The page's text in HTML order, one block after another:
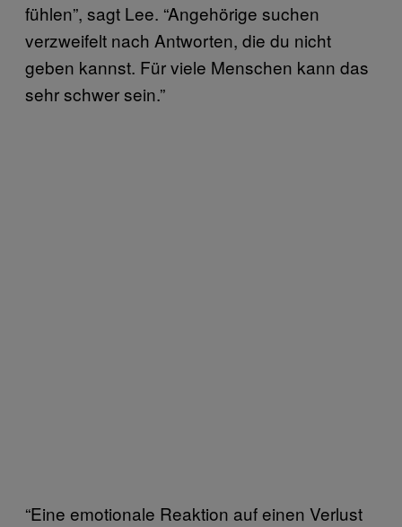
fühlen”, sagt Lee. “Angehörige suchen
verzweifelt nach Antworten, die du nicht
geben kannst. Für viele Menschen kann das
sehr schwer sein.”
“Eine emotionale Reaktion auf einen Verlust